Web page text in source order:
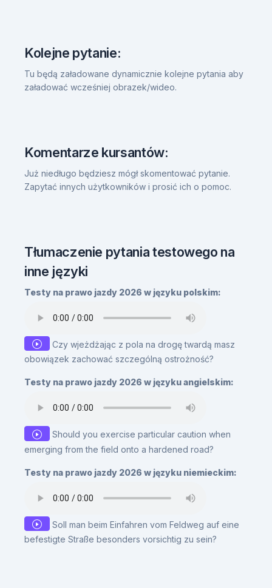
Kolejne pytanie:
Tu będą załadowane dynamicznie kolejne pytania aby
załadować wcześniej obrazek/wideo.
Komentarze kursantów:
Już niedługo będziesz mógł skomentować pytanie.
Zapytać innych użytkowników i prosić ich o pomoc.
Tłumaczenie pytania testowego na
inne języki
Testy na prawo jazdy 2026 w języku polskim:
Czy wjeżdżając z pola na drogę twardą masz
obowiązek zachować szczególną ostrożność?
Testy na prawo jazdy 2026 w języku angielskim:
Should you exercise particular caution when
emerging from the field onto a hardened road?
Testy na prawo jazdy 2026 w języku niemieckim:
Soll man beim Einfahren vom Feldweg auf eine
befestigte Straße besonders vorsichtig zu sein?